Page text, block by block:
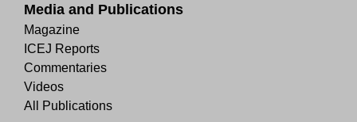
Media and Publications
Magazine
ICEJ Reports
Commentaries
Videos
All Publications